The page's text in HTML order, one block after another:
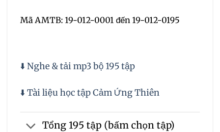
Mã AMTB: 19-012-0001 đến 19-012-0195
⬇️ Nghe & tải mp3 bộ 195 tập
⬇️ Tài liệu học tập Cảm Ứng Thiên
Tổng 195 tập (bấm chọn tập)